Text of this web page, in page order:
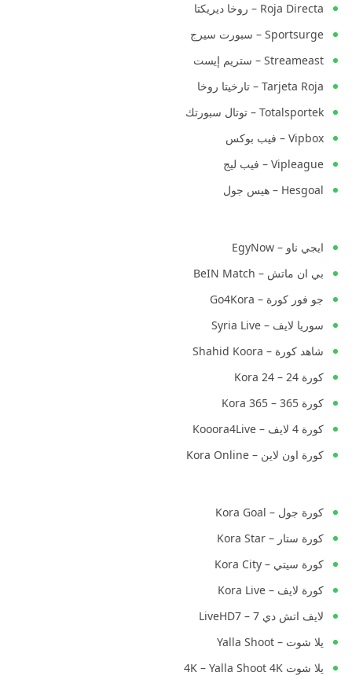
Roja Directa – روخا ديريكتا
Sportsurge – سبورت سيرج
Streameast – ستريم إيست
Tarjeta Roja – تارخيتا روخا
Totalsportek – توتال سبورتك
Vipbox – فيب بوكس
Vipleague – فيب ليج
Hesgoal – هيس جول
ايجي ناو – EgyNow
بي ان ماتش – BeIN Match
جو فور كورة – Go4Kora
سوريا لايف – Syria Live
شاهد كورة – Shahid Koora
كورة 24 – Kora 24
كورة 365 – Kora 365
كورة 4 لايف – Kooora4Live
كورة اون لاين – Kora Online
كورة جول – Kora Goal
كورة ستار – Kora Star
كورة سيتي – Kora City
كورة لايف – Kora Live
لايف اتش دي 7 – LiveHD7
يلا شوت – Yalla Shoot
يلا شوت 4K – Yalla Shoot 4K